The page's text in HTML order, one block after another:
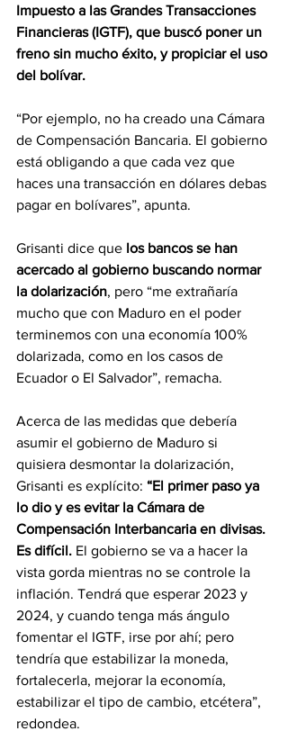
Impuesto a las Grandes Transacciones
Financieras (IGTF), que buscó poner un
freno sin mucho éxito, y propiciar el uso
del bolívar.
“Por ejemplo, no ha creado una Cámara
de Compensación Bancaria. El gobierno
está obligando a que cada vez que
haces una transacción en dólares debas
pagar en bolívares”, apunta.
Grisanti dice que los bancos se han
acercado al gobierno buscando normar
la dolarización, pero “me extrañaría
mucho que con Maduro en el poder
terminemos con una economía 100%
dolarizada, como en los casos de
Ecuador o El Salvador”, remacha.
Acerca de las medidas que debería
asumir el gobierno de Maduro si
quisiera desmontar la dolarización,
Grisanti es explícito: “El primer paso ya
lo dio y es evitar la Cámara de
Compensación Interbancaria en divisas.
Es difícil. El gobierno se va a hacer la
vista gorda mientras no se controle la
inflación. Tendrá que esperar 2023 y
2024, y cuando tenga más ángulo
fomentar el IGTF, irse por ahí; pero
tendría que estabilizar la moneda,
fortalecerla, mejorar la economía,
estabilizar el tipo de cambio, etcétera”,
redondea.